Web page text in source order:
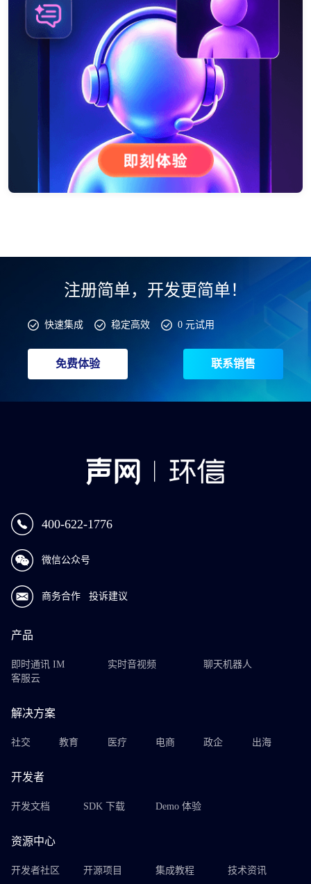
注册简单，开发更简单！
快速集成 稳定高效 0 元试用
免费体验 联系销售
400-622-1776
微信公众号
商务合作 投诉建议
产品
即时通讯 IM 实时音视频
聊天机器人
客服云
解决方案
社交 教育 医疗 电商 政企 出海
开发者
开发文档 SDK 下载 Demo 体验
资源中心
开发者社区 开源项目 集成教程 技术资讯